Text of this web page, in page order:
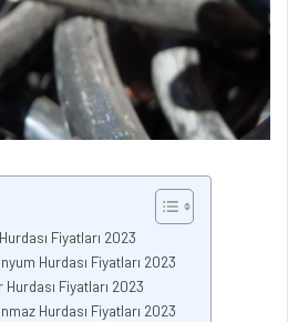
Fiyatları 2023
Hurdası Fiyatları 2023
Fiyatları 2023
Hurdası Fiyatları 2023